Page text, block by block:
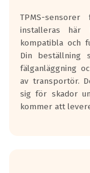
godkända för år
Ett däck med en
minst tre
regelverk som
TPMS-
installeras här
kompatibla och
Din beställning
fälganläggning
av transportör.
sig för skador
kommer att